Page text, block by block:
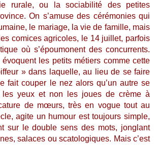
rurale, ou la sociabilité des petites
On s’amuse des cérémonies qui
le mariage, la vie de famille, mais
comices agricoles, le 14 juillet, parfois
où s’époumonent des concurrents.
les petits métiers comme cette
» dans laquelle, au lieu de se faire
fait couper le nez alors qu’un autre se
les yeux et non les joues de crème à
de mœurs, très en vogue tout au
agite un humour est toujours simple,
sur le double sens des mots, jonglant
salaces ou scatologiques. Mais c’est